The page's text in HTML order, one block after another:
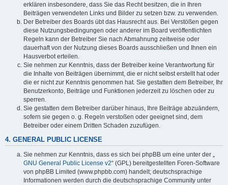
erklären insbesondere, dass Sie das Recht besitzen, die in Ihren
Beiträgen verwendeten Links und Bilder zu setzen bzw. zu verwenden.
Der Betreiber des Boards übt das Hausrecht aus. Bei Verstößen gegen
diese Nutzungsbedingungen oder anderer im Board veröffentlichten
Regeln kann der Betreiber Sie nach Abmahnung zeitweise oder
dauerhaft von der Nutzung dieses Boards ausschließen und Ihnen ein
Hausverbot erteilen.
Sie nehmen zur Kenntnis, dass der Betreiber keine Verantwortung für
die Inhalte von Beiträgen übernimmt, die er nicht selbst erstellt hat oder
die er nicht zur Kenntnis genommen hat. Sie gestatten dem Betreiber, Ihr
Benutzerkonto, Beiträge und Funktionen jederzeit zu löschen oder zu
sperren.
Sie gestatten dem Betreiber darüber hinaus, Ihre Beiträge abzuändern,
sofern sie gegen o. g. Regeln verstoßen oder geeignet sind, dem
Betreiber oder einem Dritten Schaden zuzufügen.
4. GENERAL PUBLIC LICENSE
Sie nehmen zur Kenntnis, dass es sich bei phpBB um eine unter der „
GNU General Public License v2“ (GPL) bereitgestellten Foren-Software
von phpBB Limited (www.phpbb.com) handelt; deutschsprachige
Informationen werden durch die deutschsprachige Community unter